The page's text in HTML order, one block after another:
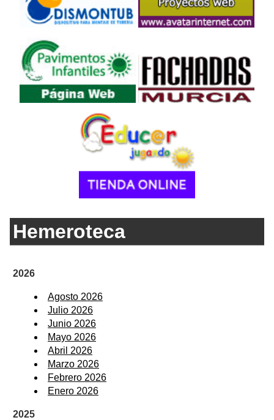
Hemeroteca
2026
Agosto 2026
Julio 2026
Junio 2026
Mayo 2026
Abril 2026
Marzo 2026
Febrero 2026
Enero 2026
2025